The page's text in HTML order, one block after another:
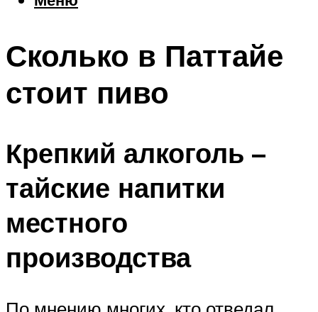
Шоппинг
Сколько в Паттайе
стоит пиво
Крепкий алкоголь –
тайские напитки
местного
производства